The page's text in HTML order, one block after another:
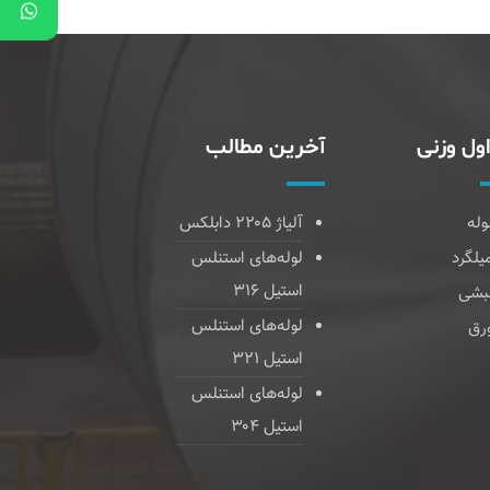
وزنی آخرین مطالب
آلیاژ ۲۲۰۵ دابلکس
لوله‌های استنلس
استیل ۳۱۶
لوله‌های استنلس
استیل ۳۲۱
لوله‌های استنلس
استیل ۳۰۴